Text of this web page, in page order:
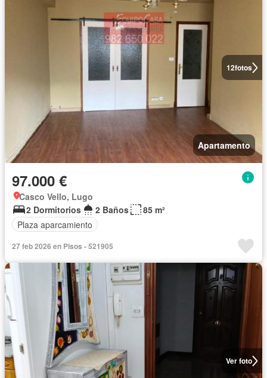
12fotos
Apartamento
97.000 €
Casco Vello, Lugo
2 Dormitorios
2 Baños
85 m²
Plaza aparcamiento
27 feb 2026 en Pisos - 521905
Ver foto